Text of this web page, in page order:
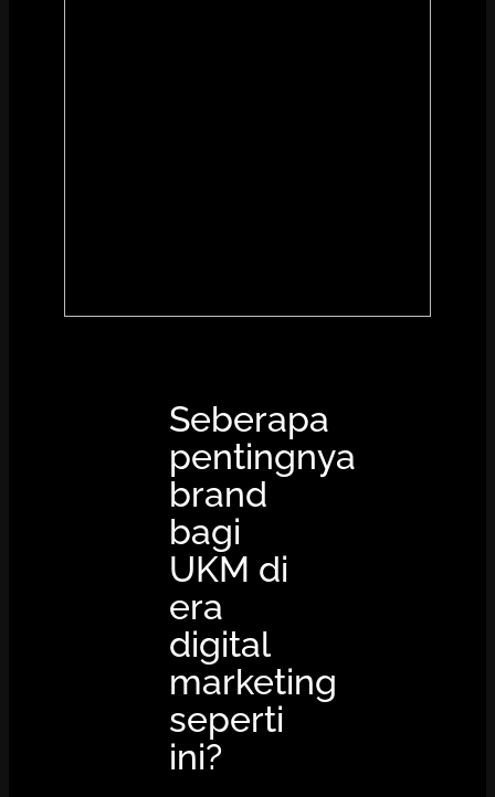
Seberapa
pentingnya
brand
bagi
UKM di
era
digital
marketing
seperti
ini?